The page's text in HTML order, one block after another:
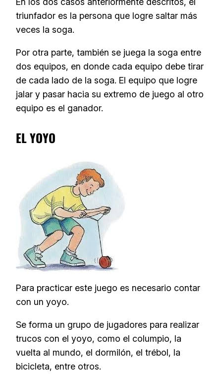
triunfador es la persona que logre saltar más
veces la soga.
Por otra parte, también se juega la soga entre
dos equipos, en donde cada equipo debe tirar
de cada lado de la soga. El equipo que logre
jalar y pasar hacia su extremo de juego al otro
equipo es el ganador.
EL YOYO
Para practicar este juego es necesario contar
con un yoyo.
Se forma un grupo de jugadores para realizar
trucos con el yoyo, como el columpio, la
vuelta al mundo, el dormilón, el trébol, la
bicicleta, entre otros.